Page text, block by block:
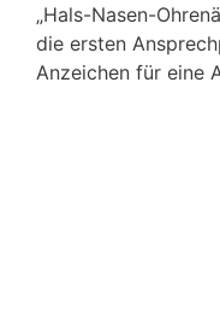
„Hals-Nasen-
die ersten
Anzeichen für eine